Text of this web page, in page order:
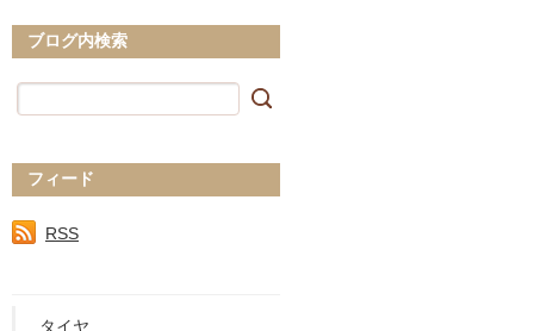
ブログ内検索
フィード
RSS
タイヤ